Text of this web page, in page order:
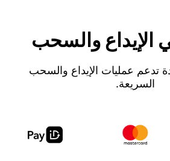
الإيداع والسحب
تدعم عمليات الإيداع والسحب
السريعة.